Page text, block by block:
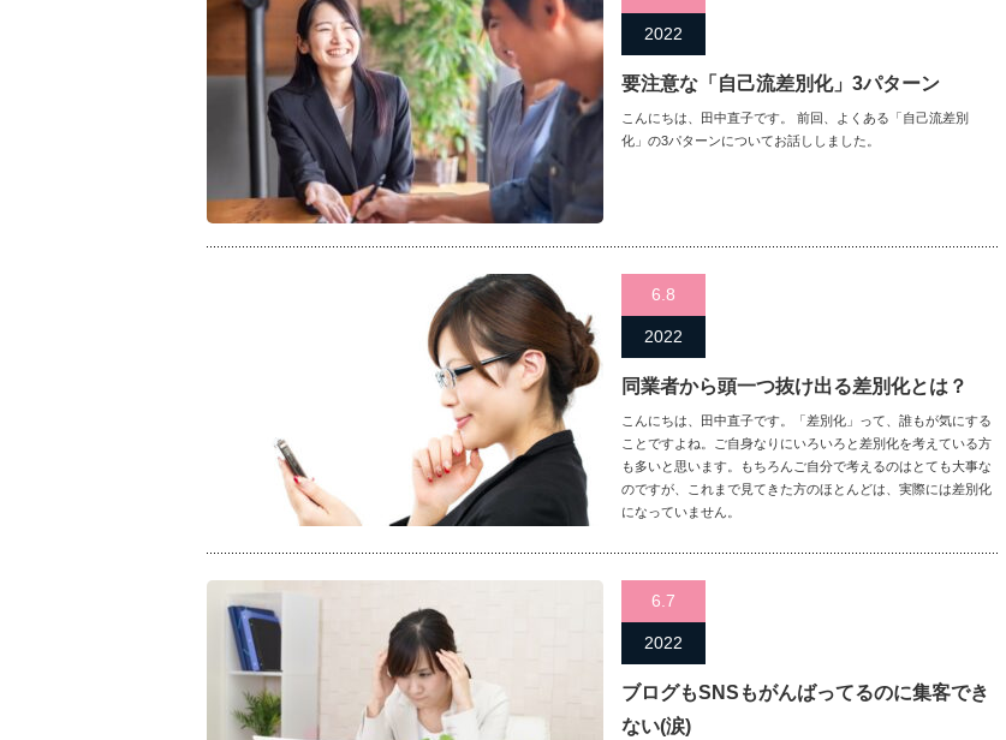
2022
要注意な「自己流差別化」3パターン
こんにちは、田中直子です。 前回、よくある「自己流差別
化」の3パターンについてお話ししました。
6.8
2022
同業者から頭一つ抜け出る差別化とは？
こんにちは、田中直子です。「差別化」って、誰もが気にする
ことですよね。ご自身なりにいろいろと差別化を考えている方
も多いと思います。もちろんご自分で考えるのはとても大事な
のですが、これまで見てきた方のほとんどは、実際には差別化
になっていません。
6.7
2022
ブログもSNSもがんばってるのに集客でき
ない(涙)